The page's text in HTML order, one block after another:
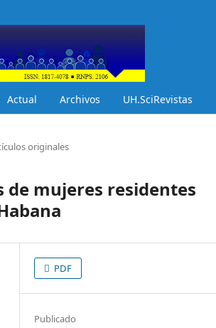
Actual Archivos UH.SciRevistas
originales
mujeres residentes
PDF
Publicado